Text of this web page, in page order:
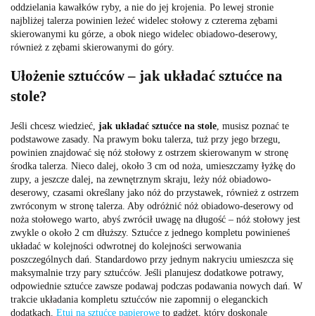
oddzielania kawałków ryby, a nie do jej krojenia. Po lewej stronie
najbliżej talerza powinien leżeć widelec stołowy z czterema zębami
skierowanymi ku górze, a obok niego widelec obiadowo-deserowy,
również z zębami skierowanymi do góry.
Ułożenie sztućców – jak układać sztućce na
stole?
Jeśli chcesz wiedzieć, jak układać sztućce na stole , musisz poznać te
podstawowe zasady. Na prawym boku talerza, tuż przy jego brzegu,
powinien znajdować się nóż stołowy z ostrzem skierowanym w stronę
środka talerza. Nieco dalej, około 3 cm od noża, umieszczamy łyżkę do
zupy, a jeszcze dalej, na zewnętrznym skraju, leży nóż obiadowo-
deserowy, czasami określany jako nóż do przystawek, również z ostrzem
zwróconym w stronę talerza. Aby odróżnić nóż obiadowo-deserowy od
noża stołowego warto, abyś zwrócił uwagę na długość – nóż stołowy jest
zwykle o około 2 cm dłuższy. Sztućce z jednego kompletu powinieneś
układać w kolejności odwrotnej do kolejności serwowania
poszczególnych dań. Standardowo przy jednym nakryciu umieszcza się
maksymalnie trzy pary sztućców. Jeśli planujesz dodatkowe potrawy,
odpowiednie sztućce zawsze podawaj podczas podawania nowych dań. W
trakcie układania kompletu sztućców nie zapomnij o eleganckich
dodatkach. Etui na sztućce papierowe to gadżet, który doskonale